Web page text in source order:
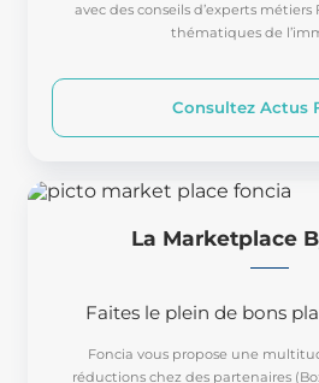
avec des conseils d’experts métiers
thématiques de
Consultez Actus
La Marketplace
Faites le plein de bons
Foncia vous propose une
réductions chez des partenaires